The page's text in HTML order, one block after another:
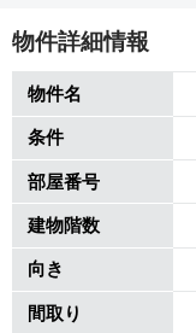
物件詳細情報
物件名
条件
部屋番号
建物階数
向き
間取り